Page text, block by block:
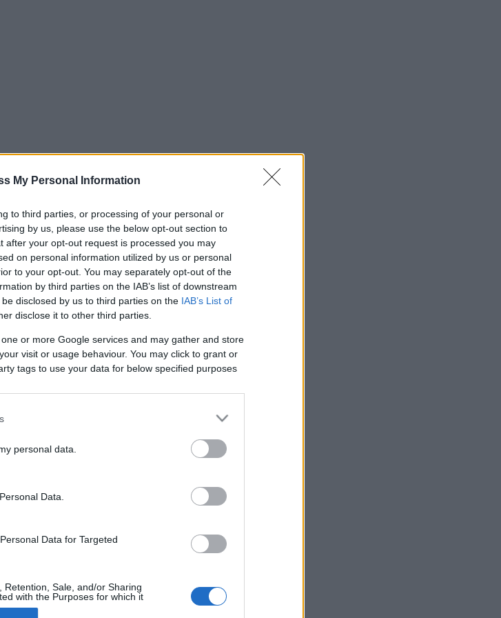
My Personal Information
to third parties, or processing of your personal or
by us, please use the below opt-out section to
after your opt-out request is processed you may
on personal information utilized by us or personal
to your opt-out. You may separately opt-out of the
by third parties on the IAB’s list of downstream
disclosed by us to third parties on the IAB’s List of
disclose it to other third parties.
or more Google services and may gather and store
visit or usage behaviour. You may click to grant or
tags to use your data for below specified purposes
personal data.
Data.
Data for Targeted
Sale, and/or Sharing
with the Purposes for which it